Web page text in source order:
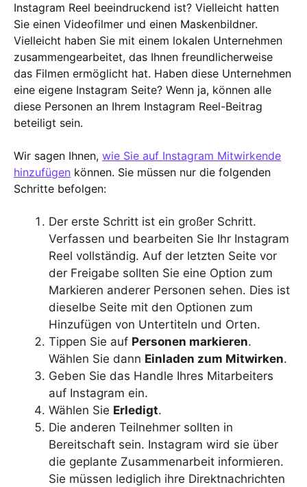
Instagram Reel beeindruckend ist? Vielleicht hatten
Sie einen Videofilmer und einen Maskenbildner.
Vielleicht haben Sie mit einem lokalen Unternehmen
zusammengearbeitet, das Ihnen freundlicherweise
das Filmen ermöglicht hat. Haben diese Unternehmen
eine eigene Instagram Seite? Wenn ja, können alle
diese Personen an Ihrem Instagram Reel-Beitrag
beteiligt sein.
Wir sagen Ihnen, wie Sie auf Instagram Mitwirkende
hinzufügen können. Sie müssen nur die folgenden
Schritte befolgen:
Der erste Schritt ist ein großer Schritt.
Verfassen und bearbeiten Sie Ihr Instagram
Reel vollständig. Auf der letzten Seite vor
der Freigabe sollten Sie eine Option zum
Markieren anderer Personen sehen. Dies ist
dieselbe Seite mit den Optionen zum
Hinzufügen von Untertiteln und Orten.
Tippen Sie auf Personen markieren.
Wählen Sie dann Einladen zum Mitwirken.
Geben Sie das Handle Ihres Mitarbeiters
auf Instagram ein.
Wählen Sie Erledigt.
Die anderen Teilnehmer sollten in
Bereitschaft sein. Instagram wird sie über
die geplante Zusammenarbeit informieren.
Sie müssen lediglich ihre Direktnachrichten